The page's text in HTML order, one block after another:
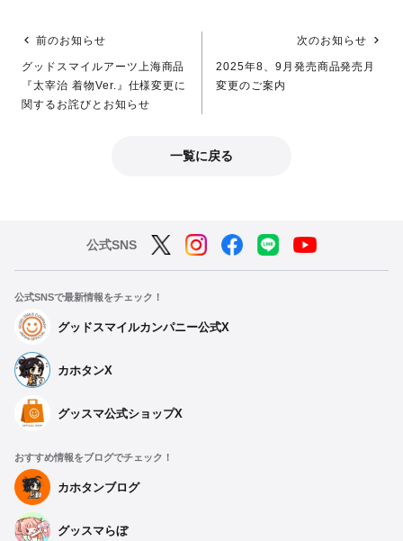
前のお知らせ
グッドスマイルアーツ上海商品
『太宰治 着物Ver.』仕様変更に
関するお詫びとお知らせ
次のお知らせ
2025年8、9月発売商品発売月
変更のご案内
一覧に戻る
公式SNS
公式SNSで最新情報をチェック！
グッドスマイルカンパニー公式X
カホタンX
グッスマ公式ショップX
おすすめ情報をブログでチェック！
カホタンブログ
グッスマらぼ